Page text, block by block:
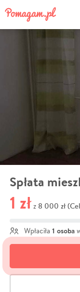
Spłata
1 zł z 8 000 zł
Wpłaciła 1 osoba